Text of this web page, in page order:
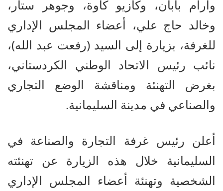
وأرام بابان، وكازيو كاوة، وجوهر ستار،
وخالد حاج علي، أعضاء المجلس الإداري
للغرفة، بزيارة إلى السيد (رفعت عبد الله)،
نائب رئيس الاتحاد الوطني الكردستاني،
بغرض التهنئة ومناقشة الوضع التجاري
والصناعي في مدينة السليمانية.
أعلن رئيس غرفة التجارة والصناعة في
السليمانية خلال هذه الزيارة عن تهنئته
الشخصية وتهنئة أعضاء المجلس الإداري